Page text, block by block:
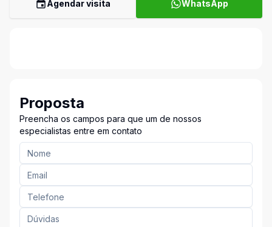
Agendar visita WhatsApp
Proposta
Preencha os campos para que um de nossos
especialistas entre em contato